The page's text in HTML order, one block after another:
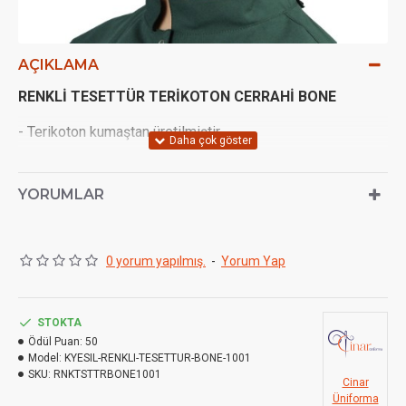
AÇIKLAMA
RENKLİ TESETTÜR TERİKOTON CERRAHİ BONE
- Terikoton kumaştan üretilmiştir.
- Bağcıklı şekilde kendiliğinden ayarlanabilir.
Kumaş Cinsi :Terikoton
YORUMLAR
0 yorum yapılmış. - Yorum Yap
STOKTA
Ödül Puan: 50
Model: KYESIL-RENKLI-TESETTUR-BONE-1001
SKU: RNKTSTTRBONE1001
Cinar
Üniforma